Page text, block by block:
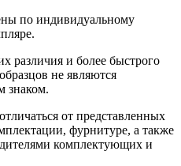
по индивидуальному
различия и более быстрого
не являются
знаком.
от представленных
фурнитуре, а также
комплектующих и